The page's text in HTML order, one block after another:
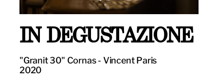
IN DEGUSTAZIONE
"Granit 30" Cornas - Vincent Paris
2020